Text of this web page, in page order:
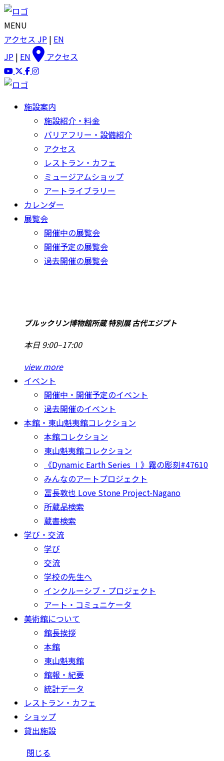
MENU
アクセス JP | EN
JP | EN アクセス
施設案内
施設紹介・料金
バリアフリー・設備紹介
アクセス
レストラン・カフェ
ミュージアムショップ
アートライブラリー
カレンダー
展覧会
開催中の展覧会
開催予定の展覧会
過去開催の展覧会
ブルックリン博物館所蔵 特別展 古代エジプト
本日 9:00–17:00
view more
イベント
開催中・開催予定のイベント
過去開催のイベント
本館・東山魁夷館コレクション
本館コレクション
東山魁夷館コレクション
《Dynamic Earth Series Ⅰ》霧の彫刻#47610
みんなのアートプロジェクト
冨長敦也 Love Stone Project-Nagano
所蔵品検索
蔵書検索
学び・交流
学び
交流
学校の先生へ
インクルーシブ・プロジェクト
アート・コミュニケータ
美術館について
館長挨拶
本館
東山魁夷館
館報・紀要
統計データ
レストラン・カフェ
ショップ
貸出施設
閉じる